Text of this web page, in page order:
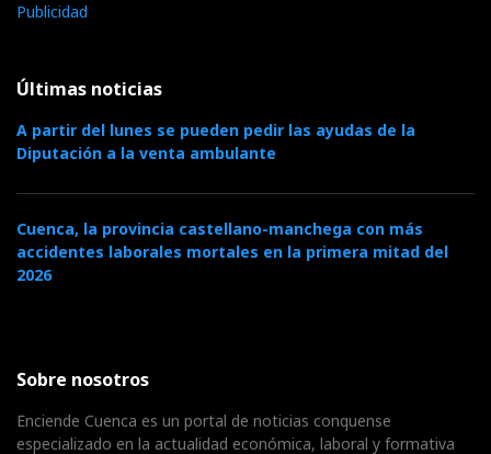
Publicidad
Últimas noticias
A partir del lunes se pueden pedir las ayudas de la
Diputación a la venta ambulante
Cuenca, la provincia castellano-manchega con más
accidentes laborales mortales en la primera mitad del
2026
Sobre nosotros
Enciende Cuenca es un portal de noticias conquense
especializado en la actualidad económica, laboral y formativa